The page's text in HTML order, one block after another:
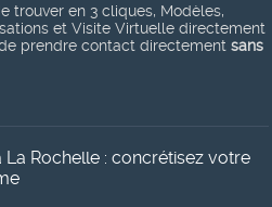
trouver en 3 cliques, Modèles,
et Visite Virtuelle directement
prendre contact directement sans
Rochelle : concrétisez votre